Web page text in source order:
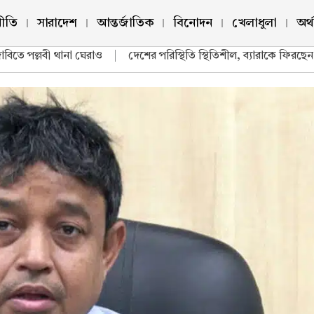
সারাদেশ আন্তর্জাতিক বিনোদন খেলাধুলা
থানা ঘেরাও | দেশের পরিস্থিতি স্থিতিশীল, ব্যারাকে ফিরছেন